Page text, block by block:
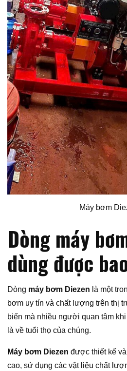
Máy bơm
Dòng máy
dùng được
Dòng máy bơm Diezen là một
bơm uy tín và chất lượng trên thị
biến mà nhiều người quan tâm khi
là về tuổi thọ của chúng.
Máy bơm Diezen được thiết kế
cao, sử dụng các vật liệu chất